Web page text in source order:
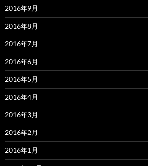
2016年9月
2016年8月
2016年7月
2016年6月
2016年5月
2016年4月
2016年3月
2016年2月
2016年1月